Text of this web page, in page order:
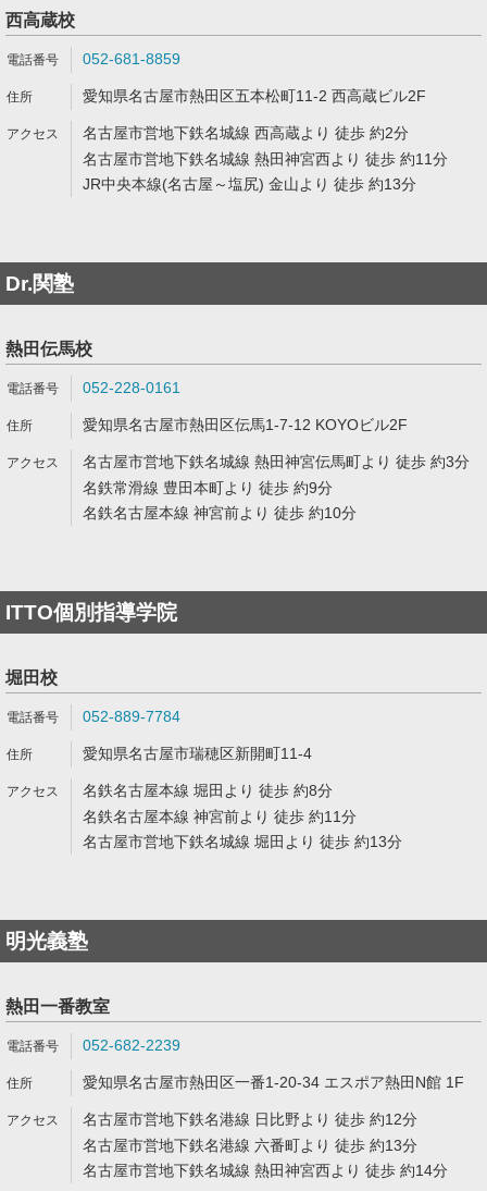
西高蔵校
052-681-8859
愛知県名古屋市熱田区五本松町11-2 西高蔵ビル2F
名古屋市営地下鉄名城線 西高蔵より 徒歩 約2分
名古屋市営地下鉄名城線 熱田神宮西より 徒歩 約11分
JR中央本線(名古屋～塩尻) 金山より 徒歩 約13分
Dr.関塾
熱田伝馬校
052-228-0161
愛知県名古屋市熱田区伝馬1-7-12 KOYOビル2F
名古屋市営地下鉄名城線 熱田神宮伝馬町より 徒歩 約3分
名鉄常滑線 豊田本町より 徒歩 約9分
名鉄名古屋本線 神宮前より 徒歩 約10分
ITTO個別指導学院
堀田校
052-889-7784
愛知県名古屋市瑞穂区新開町11-4
名鉄名古屋本線 堀田より 徒歩 約8分
名鉄名古屋本線 神宮前より 徒歩 約11分
名古屋市営地下鉄名城線 堀田より 徒歩 約13分
明光義塾
熱田一番教室
052-682-2239
愛知県名古屋市熱田区一番1-20-34 エスポア熱田N館 1F
名古屋市営地下鉄名港線 日比野より 徒歩 約12分
名古屋市営地下鉄名港線 六番町より 徒歩 約13分
名古屋市営地下鉄名城線 熱田神宮西より 徒歩 約14分